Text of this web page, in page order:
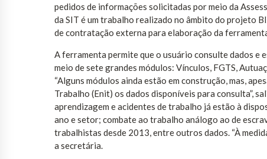
pedidos de informações solicitadas por meio da
da SIT é um trabalho realizado no âmbito do projeto
de contratação externa para elaboração da
A ferramenta permite que o usuário consulte dados
meio de sete grandes módulos: Vínculos, FGTS,
“Alguns módulos ainda estão em construção, mas,
Trabalho (Enit) os dados disponíveis para consulta”,
aprendizagem e acidentes de trabalho já estão à
ano e setor; combate ao trabalho análogo ao de
trabalhistas desde 2013, entre outros dados. “À
a secretária.